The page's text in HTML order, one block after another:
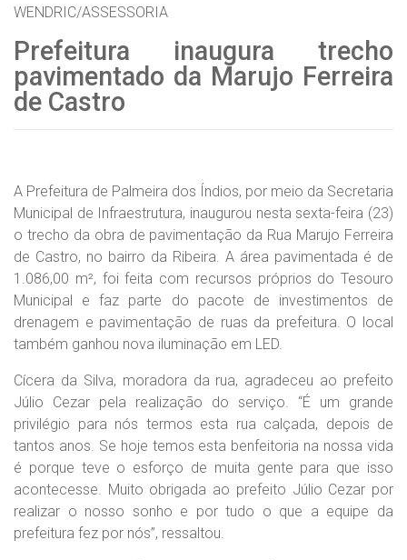
WENDRIC/ASSESSORIA
Prefeitura inaugura trecho
pavimentado da Marujo Ferreira
de Castro
A Prefeitura de Palmeira dos Índios, por meio da Secretaria
Municipal de Infraestrutura, inaugurou nesta sexta-feira (23)
o trecho da obra de pavimentação da Rua Marujo Ferreira
de Castro, no bairro da Ribeira. A área pavimentada é de
1.086,00 m², foi feita com recursos próprios do Tesouro
Municipal e faz parte do pacote de investimentos de
drenagem e pavimentação de ruas da prefeitura. O local
também ganhou nova iluminação em LED.
Cícera da Silva, moradora da rua, agradeceu ao prefeito
Júlio Cezar pela realização do serviço. “É um grande
privilégio para nós termos esta rua calçada, depois de
tantos anos. Se hoje temos esta benfeitoria na nossa vida
é porque teve o esforço de muita gente para que isso
acontecesse. Muito obrigada ao prefeito Júlio Cezar por
realizar o nosso sonho e por tudo o que a equipe da
prefeitura fez por nós”, ressaltou.